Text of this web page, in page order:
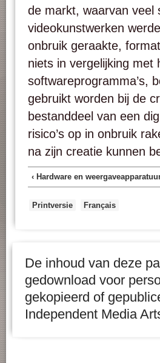
de markt, waarvan veel
videokunstwerken
onbruik geraakte,
niets in vergelijking met
softwareprogramma’s,
gebruikt worden bij de
bestanddeel van een
risico’s op in onbruik
na zijn creatie kunnen
‹ Hardware en
Printversie Français
De inhoud van deze
gedownload voor
gekopieerd of
Independent Media